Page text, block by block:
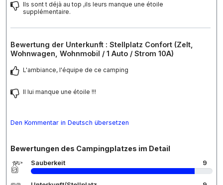
Ils sont t déjà au top ,ils leurs manque une étoile
supplémentaire.
Bewertung der Unterkunft : Stellplatz Confort (Zelt,
Wohnwagen, Wohnmobil / 1 Auto / Strom 10A)
L'ambiance, l'équipe de ce camping
Il lui manque une étoile !!!
Den Kommentar in Deutsch übersetzen
Bewertungen des Campingplatzes im Detail
Sauberkeit 9